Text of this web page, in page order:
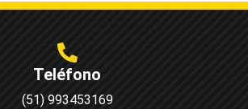
Teléfono
(51) 993453169